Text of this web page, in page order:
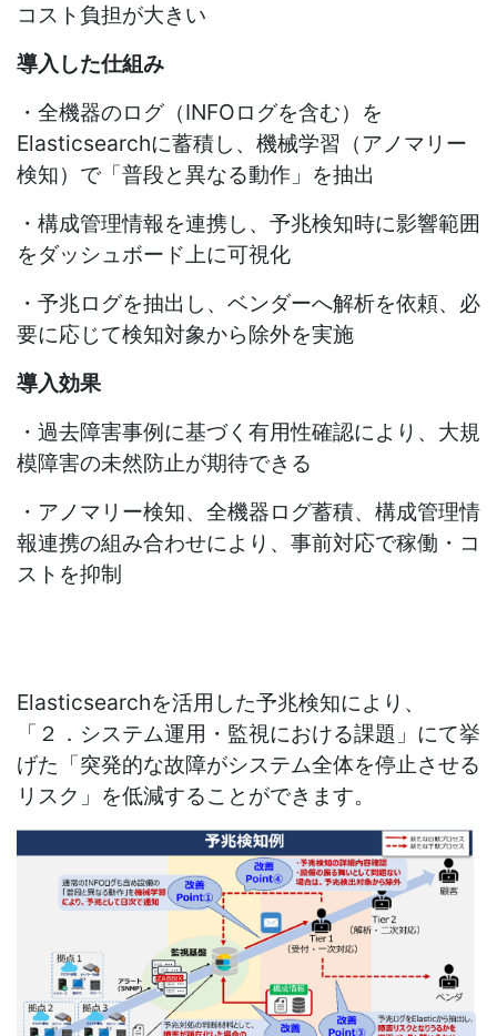
コスト負担が大きい
導入した仕組み
・全機器のログ（INFOログを含む）を
Elasticsearchに蓄積し、機械学習（アノマリー
検知）で「普段と異なる動作」を抽出
・構成管理情報を連携し、予兆検知時に影響範囲
をダッシュボード上に可視化
・予兆ログを抽出し、ベンダーへ解析を依頼、必
要に応じて検知対象から除外を実施
導入効果
・過去障害事例に基づく有用性確認により、大規
模障害の未然防止が期待できる
・アノマリー検知、全機器ログ蓄積、構成管理情
報連携の組み合わせにより、事前対応で稼働・コ
ストを抑制
Elasticsearchを活用した予兆検知により、
「２．システム運用・監視における課題」にて挙
げた「突発的な故障がシステム全体を停止させる
リスク」を低減することができます。